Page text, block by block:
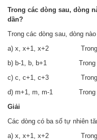
Trong các dòng sau, dòng
dần?
Trong các dòng sau, dòng
a) x, x+1, x+2 Trong
b) b-1, b, b+1 Trong
c) c, c+1, c+3 Trong
d) m+1, m, m-1 Trong
Giải
Các dòng có ba số tự nhiên
a) x, x+1, x+2 Trong